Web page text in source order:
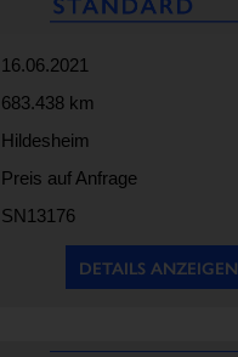
16.06.2021
683.438 km
Hildesheim
Preis auf Anfrage
SN13176
DETAILS ANZEIGEN